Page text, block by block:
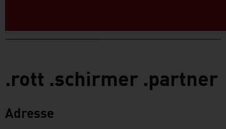
.rott .schirmer .partner
Adresse